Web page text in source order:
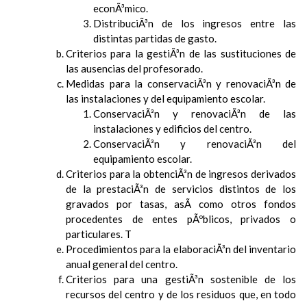
econÃ³mico.
DistribuciÃ³n de los ingresos entre las
distintas partidas de gasto.
Criterios para la gestiÃ³n de las sustituciones de
las ausencias del profesorado.
Medidas para la conservaciÃ³n y renovaciÃ³n de
las instalaciones y del equipamiento escolar.
ConservaciÃ³n y renovaciÃ³n de las
instalaciones y edificios del centro.
ConservaciÃ³n y renovaciÃ³n del
equipamiento escolar.
Criterios para la obtenciÃ³n de ingresos derivados
de la prestaciÃ³n de servicios distintos de los
gravados por tasas, asÃ­ como otros fondos
procedentes de entes pÃºblicos, privados o
particulares. T
Procedimientos para la elaboraciÃ³n del inventario
anual general del centro.
Criterios para una gestiÃ³n sostenible de los
recursos del centro y de los residuos que, en todo